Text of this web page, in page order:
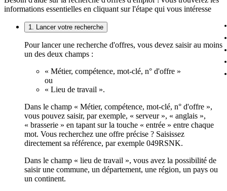
informations essentielles en cliquant sur l'étape qui vous intéresse
1. Lancer votre recherche
Pour lancer une recherche d'offres, vous devez saisir au moins
un des deux champs :
« Métier, compétence, mot-clé, n° d'offre »
ou
« Lieu de travail ».
Dans le champ « Métier, compétence, mot-clé, n° d'offre »,
vous pouvez saisir, par exemple, « serveur », « anglais »,
« brasserie » en tapant sur la touche « entrée » entre chaque
mot. Vous recherchez une offre précise ? Saisissez
directement sa référence, par exemple 049RSNK.
Dans le champ « lieu de travail », vous avez la possibilité de
saisir une commune, un département, une région, un pays ou
un continent.